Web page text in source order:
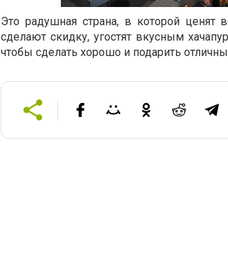
Это радушная страна, в которой ценят
сделают скидку, угостят вкусным
чтобы сделать хорошо и подарить